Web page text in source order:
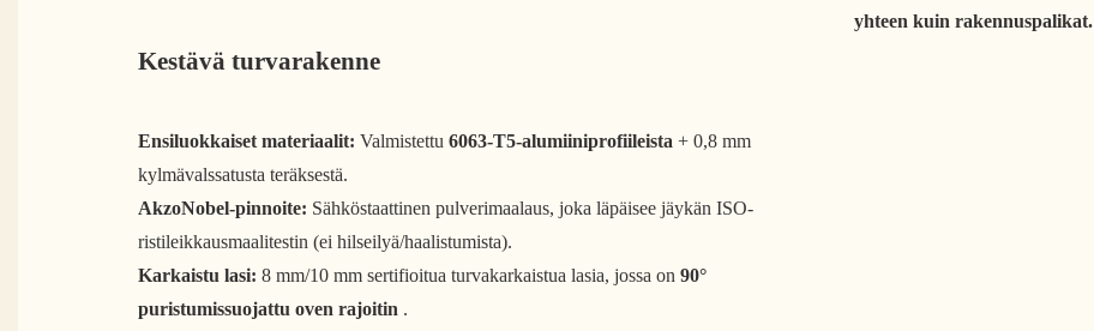
yhteen kuin rakennuspalikat.
Kestävä turvarakenne
Ensiluokkaiset materiaalit: Valmistettu6063-T5-alumiiniprofiileista + 0,8 mm
kylmävalssatusta teräksestä.
AkzoNobel-pinnoite: Sähköstaattinen pulverimaalaus, joka läpäisee jäykän ISO-
ristileikkausmaalitestin (ei hilseilyä/haalistumista).
Karkaistu lasi: 8 mm/10 mm sertifioitua turvakarkaistua lasia, jossa on90°
puristumissuojattu oven rajoitin .